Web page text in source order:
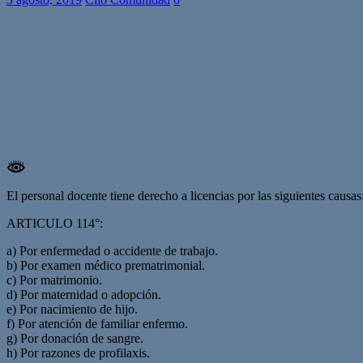
El personal docente tiene derecho a licencias por las siguientes
ARTICULO 114°:
a) Por enfermedad o accidente de trabajo.
b) Por examen médico prematrimonial.
c) Por matrimonio.
d) Por maternidad o adopción.
e) Por nacimiento de hijo.
f) Por atención de familiar enfermo.
g) Por donación de sangre.
h) Por razones de profilaxis.